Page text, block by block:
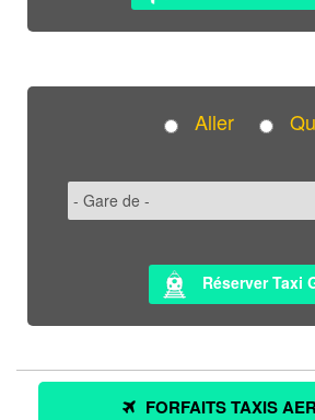
Aller
Réserver Taxi
FORFAITS TAXIS